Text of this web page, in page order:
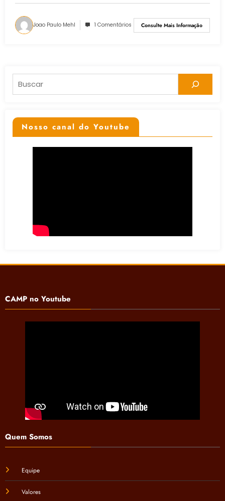
Joao Paulo Mehl 1 Comentários Consulte Mais Informação
Pesquisar
Nosso canal do Youtube
CAMP no Youtube
Quem Somos
Equipe
Valores